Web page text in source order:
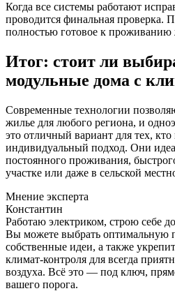
Когда все системы работают
проводится финальная проверка.
полностью готовое к проживанию
Итог: стоит ли
модульные дома с
Современные технологии
жилье для любого региона, и
это отличный вариант для тех, кто
индивидуальный подход. Они
постоянного проживания,
участке или даже в сельской
Мнение эксперта
Константин
Работаю электриком, строю себе
Вы можете выбрать оптимальную
собственные идеи, а также
климат-контроля для всегда
воздуха. Всё это — под ключ,
вашего порога.